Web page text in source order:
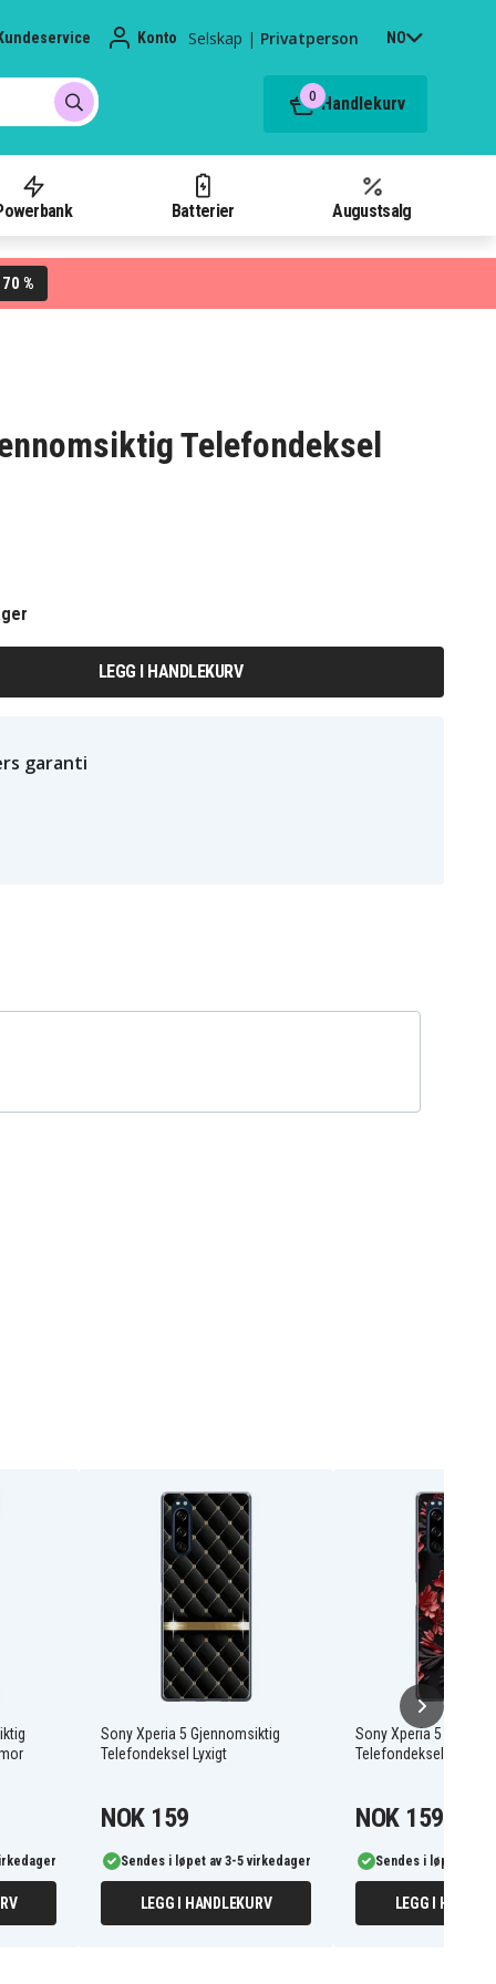
Kundeservice Konto Selskap | Privatperson NO
0 Handlekurv
Batterier Augustsalg
70 %
Telefondeksel
LEGG I HANDLEKURV
garanti
Sony Xperia 5 Gjennomsiktig
Telefondeksel Lyxigt
NOK 159
Sendes i løpet av 3-5 virkedager
LEGG I HANDLEKURV
Sony Xperia 5
Telefondeksel
NOK 159
Sendes i løpet av
LEGG I